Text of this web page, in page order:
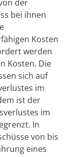
der
bei ihnen
Kosten
werden
Kosten. Die
sich auf
im
ist der
im
In
von bis
eines